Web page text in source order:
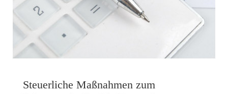
Steuerliche Maßnahmen zum